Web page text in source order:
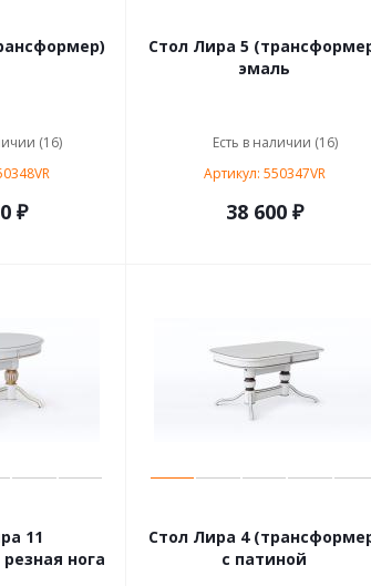
(16)
₽
Стол Лира 5
эмаль
Есть в наличии (16)
Артикул: 550347VR
38 600 ₽
11
нога
Стол Лира 4
с патиной